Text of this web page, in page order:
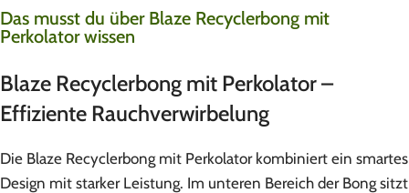
Das musst du über Blaze Recyclerbong mit
Perkolator wissen
Blaze Recyclerbong mit Perkolator –
Effiziente Rauchverwirbelung
Die Blaze Recyclerbong mit Perkolator kombiniert ein smartes
Design mit starker Leistung. Im unteren Bereich der Bong sitzt